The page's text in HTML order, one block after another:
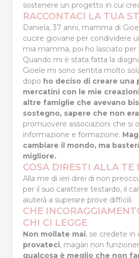
sostenere un progetto in cui
RACCONTACI LA TUA
Daniela, 37 anni, mamma di
cucire giovane per condividere
mia mamma, poi ho lasciato per
Quando mi è stata fatta la
Gioele mi sono sentita molto
dopo ho deciso di creare una
mercatini con le mie
altre famiglie che avevano
sostegno, sapere che non
promuovere associazioni che si
informazione e formazione.
cambiare il mondo, ma
migliore.
COSA DIRESTI ALLA TE
Alla me di ieri direi di non
per il suo carattere testardo, il
aiuterà a superare prove difficili.
CHE
CHI CI LEGGE
Non mollate mai, se credete in
provateci, magari non
qualcosa è meglio che non